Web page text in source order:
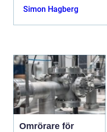
luftvärmepumpar.
Simon Hagberg
Omrörare för